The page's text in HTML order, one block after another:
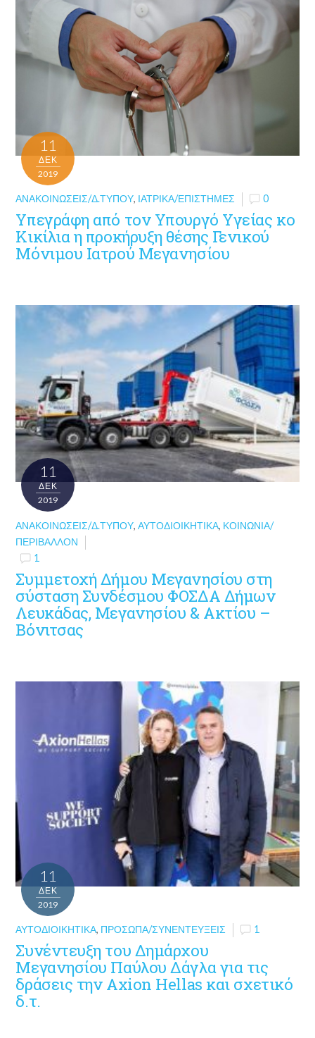
11
ΔΕΚ
2019
ΑΝΑΚΟΙΝΏΣΕΙΣ/Δ.ΤΎΠΟΥ, ΙΑΤΡΙΚΆ/ΕΠΙΣΤΉΜΕΣ 0
Υπεγράφη από τον Υπουργό Υγείας κο
Κικίλια η προκήρυξη θέσης Γενικού
Μόνιμου Ιατρού Μεγανησίου
11
ΔΕΚ
2019
ΑΝΑΚΟΙΝΏΣΕΙΣ/Δ.ΤΎΠΟΥ,ΑΥΤΟΔΙΟΙΚΗΤΙΚΆ, ΚΟΙΝΩΝΊΑ/
ΠΕΡΙΒΆΛΛΟΝ
1
Συμμετοχή Δήμου Μεγανησίου στη
σύσταση Συνδέσμου ΦΟΣΔΑ Δήμων
Λευκάδας, Μεγανησίου & Ακτίου –
Βόνιτσας
11
ΔΕΚ
2019
ΑΥΤΟΔΙΟΙΚΗΤΙΚΆ, ΠΡΌΣΩΠΑ/ΣΥΝΕΝΤΕΎΞΕΙΣ 1
Συνέντευξη του Δημάρχου
Μεγανησίου Παύλου Δάγλα για τις
δράσεις την Axion Hellas και σχετικό
δ.τ.